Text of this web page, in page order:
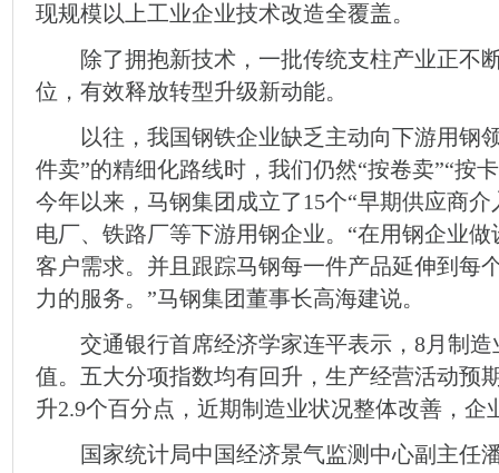
现规模以上工业企业技术改造全覆盖。
除了拥抱新技术，一批传统支柱产业正不
位，有效释放转型升级新动能。
以往，我国钢铁企业缺乏主动向下游用钢
件卖”的精细化路线时，我们仍然“按卷卖”“按
今年以来，马钢集团成立了15个“早期供应商
电厂、铁路厂等下游用钢企业。“在用钢企业
客户需求。并且跟踪马钢每一件产品延伸到每
力的服务。”马钢集团董事长高海建说。
交通银行首席经济学家连平表示，8月制造
值。五大分项指数均有回升，生产经营活动预
升2.9个百分点，近期制造业状况整体改善，企
国家统计局中国经济景气监测中心副主任